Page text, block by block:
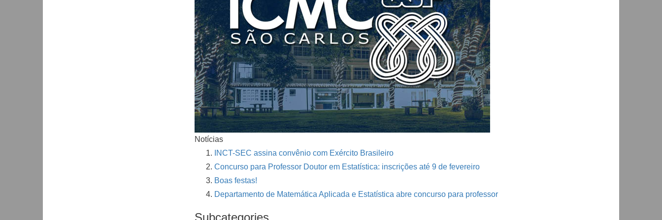
Notícias
INCT-SEC assina convênio com Exército Brasileiro
Concurso para Professor Doutor em Estatística: inscrições até 9 de fevereiro
Boas festas!
Departamento de Matemática Aplicada e Estatística abre concurso para professor
Subcategories